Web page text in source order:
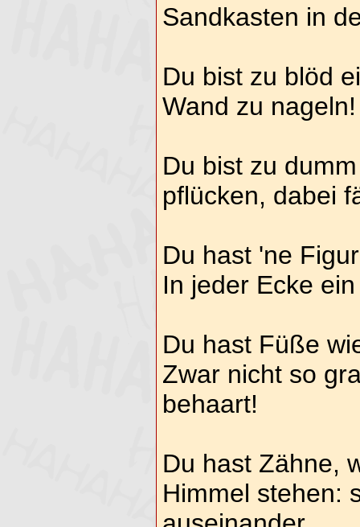
Sandkasten in
Du bist zu blöd
Wand zu nageln!
Du bist zu
pflücken, dabei
Du hast 'ne
In jeder Ecke
Du hast Füße
Zwar nicht so
behaart!
Du hast Zähne,
Himmel stehen: